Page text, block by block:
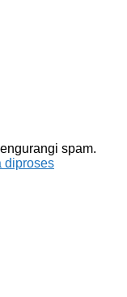
spam.
diproses